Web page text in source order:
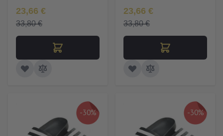
Īpaša Cena
23,66 €
33,80 €
Īpaša Cena
23,66 €
33,80 €
-30% -30%